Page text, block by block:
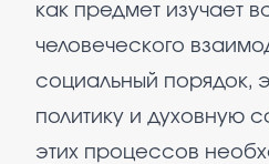
как предмет изучает
человеческого
социальный порядок,
политику и духовную
этих процессов